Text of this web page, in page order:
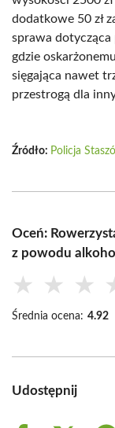
dodatkowe 50 zł
sprawa
gdzie
sięgająca nawet
przestrogą dla
Źródło: Policja
Oceń:
z powodu
★ ★ ★
Średnia ocena: 4.92
Udostępnij